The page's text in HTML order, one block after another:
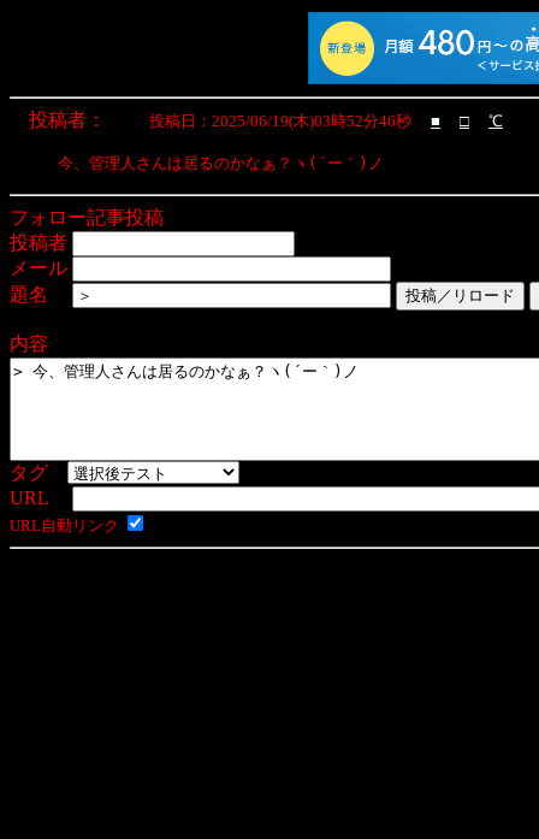
投稿者： 投稿日：2025/06/19(木)03時52分46秒 ■ □ ℃
フォロー記事投稿
投稿者
メール
題名
内容
タグ
URL
URL自動リンク